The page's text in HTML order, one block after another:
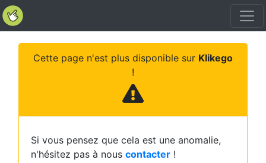
Cette page n'est plus disponible sur Klikego
!
Si vous pensez que cela est une anomalie,
n'hésitez pas à nous contacter !